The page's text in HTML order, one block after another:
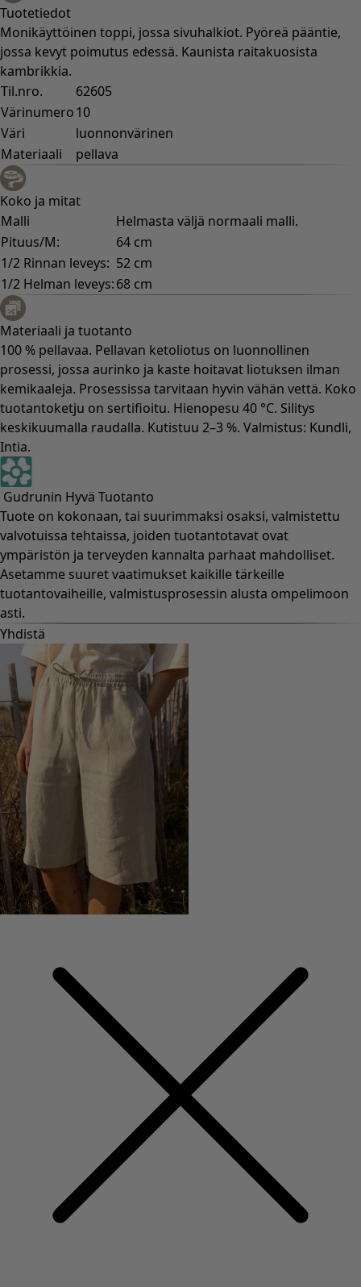
Tuotetiedot
Monikäyttöinen toppi, jossa sivuhalkiot. Pyöreä pääntie,
jossa kevyt poimutus edessä. Kaunista raitakuosista
kambrikkia.
Til.nro.
62605
Värinumero10
Väri
luonnonvärinen
Materiaali
pellava
Koko ja mitat
Malli
Helmasta väljä normaali malli.
Pituus/M:
64 cm
1/2 Rinnan leveys: 52 cm
1/2 Helman leveys:68 cm
Materiaali ja tuotanto
100 % pellavaa. Pellavan ketoliotus on luonnollinen
prosessi, jossa aurinko ja kaste hoitavat liotuksen ilman
kemikaaleja. Prosessissa tarvitaan hyvin vähän vettä. Koko
tuotantoketju on sertifioitu. Hienopesu 40 °C. Silitys
keskikuumalla raudalla. Kutistuu 2–3 %. Valmistus: Kundli,
Intia.
Gudrunin Hyvä Tuotanto
Tuote on kokonaan, tai suurimmaksi osaksi, valmistettu
valvotuissa tehtaissa, joiden tuotantotavat ovat
ympäristön ja terveyden kannalta parhaat mahdolliset.
Asetamme suuret vaatimukset kaikille tärkeille
tuotantovaiheille, valmistusprosessin alusta ompelimoon
asti.
Yhdistä